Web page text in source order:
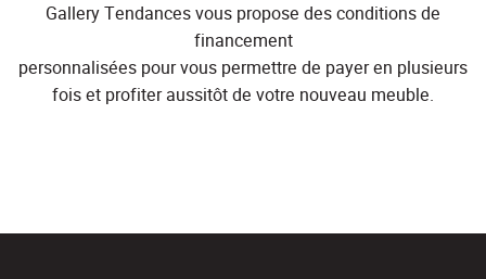
Gallery Tendances vous propose des conditions de
financement
personnalisées pour vous permettre de payer en plusieurs
fois et profiter aussitôt de votre nouveau meuble.